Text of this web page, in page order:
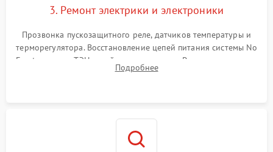
3. Ремонт электрики и электроники
Прозвонка пускозащитного реле, датчиков температуры и
терморегулятора. Восстановление цепей питания системы No
Frost, включая ТЭН оттайки и вентилятор. Ремонт или замена
платы управления при сбоях алгоритмов.
Подробнее